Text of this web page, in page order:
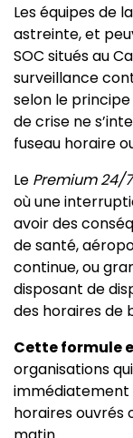
Les équipes de
astreinte, et
SOC situés au
surveillance
selon le principe
de crise ne
fuseau horaire
Le Premium 24/7
où une
avoir des
de santé,
continue, ou
disposant de
des horaires de
Cette formule
organisations
immédiatement
horaires ouvrés